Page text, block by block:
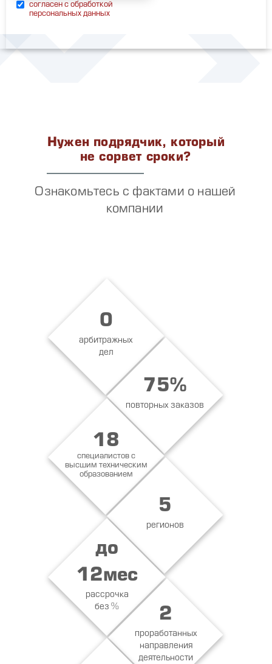
согласен с обработкой
персональных данных
Нужен подрядчик, который
не сорвет сроки?
Ознакомьтесь с фактами о нашей
компании
0
арбитражных
дел
75%
повторных заказов
18
специалистов с
высшим техническим
образованием
5
регионов
до
12мес
рассрочка
без %
2
проработанных
направления
деятельности